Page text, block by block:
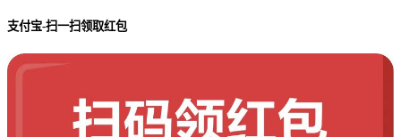
支付宝-扫一扫领取红包